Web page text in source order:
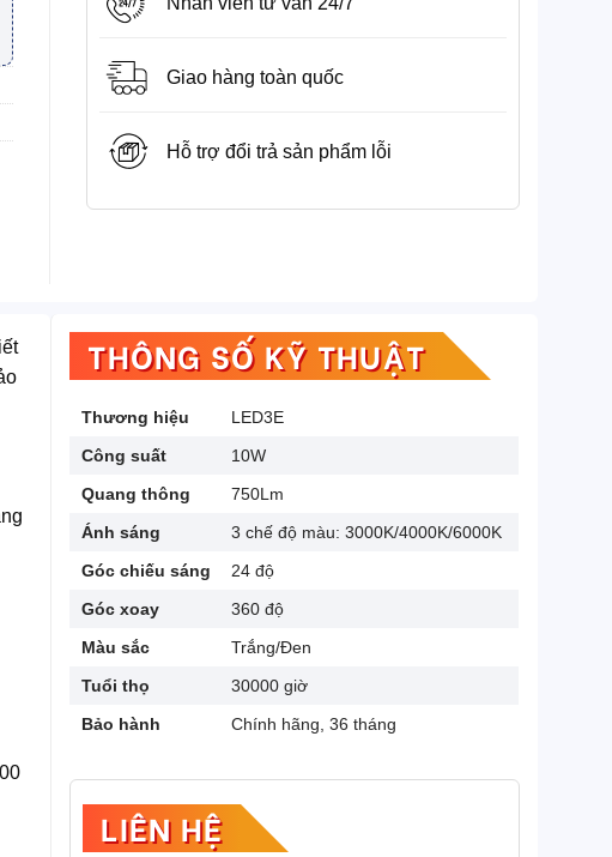
Giao hàng toàn quốc
Hỗ trợ đổi trả sản phẩm lỗi
THÔNG SỐ KỸ THUẬT
Thương hiệu
LED3E
Công suất
10W
Quang thông
750Lm
Ánh sáng
3 chế độ màu: 3000K/4000K/6000K
Góc chiếu sáng
24 độ
Góc xoay
360 độ
Màu sắc
Trắng/Đen
Tuổi thọ
30000 giờ
Bảo hành
Chính hãng, 36 tháng
LIÊN HỆ